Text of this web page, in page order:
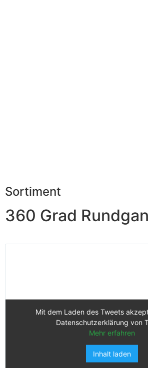
Sortiment
360 Grad
Mit dem Laden des Tweets
Datenschutzerklärung von
Mehr erfahren
Inhalt laden